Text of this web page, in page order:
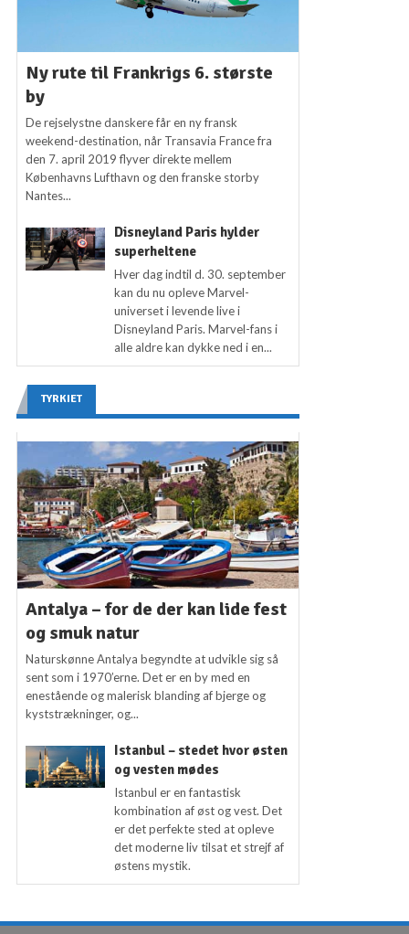
Ny rute til Frankrigs 6. største
by
De rejselystne danskere får en ny fransk
weekend-destination, når Transavia France fra
den 7. april 2019 flyver direkte mellem
Københavns Lufthavn og den franske storby
Nantes...
Disneyland Paris hylder
superheltene
Hver dag indtil d. 30. september
kan du nu opleve Marvel-
universet i levende live i
Disneyland Paris. Marvel-fans i
alle aldre kan dykke ned i en...
TYRKIET
Antalya – for de der kan lide fest
og smuk natur
Naturskønne Antalya begyndte at udvikle sig så
sent som i 1970’erne. Det er en by med en
enestående og malerisk blanding af bjerge og
kyststrækninger, og...
Istanbul – stedet hvor østen
og vesten mødes
Istanbul er en fantastisk
kombination af øst og vest. Det
er det perfekte sted at opleve
det moderne liv tilsat et strejf af
østens mystik.